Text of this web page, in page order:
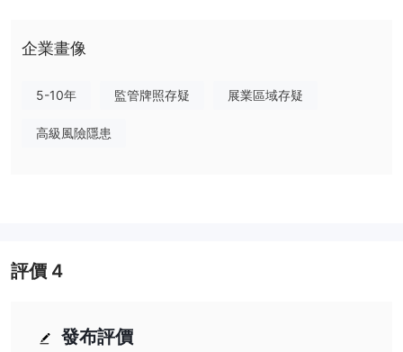
楚。
外匯交易的最大交易槓桿高達1:100，可以滿足大多數交易者的交易
點差和佣金
台式機、ios 和安卓設備上使用。
為他們的賬戶注資。沒有關於存款和取款的進一步信息。一些其他流
企業畫像
5-10年 監管牌照存疑 展業區域存疑
高級風險隱患
發布評價
評價 4